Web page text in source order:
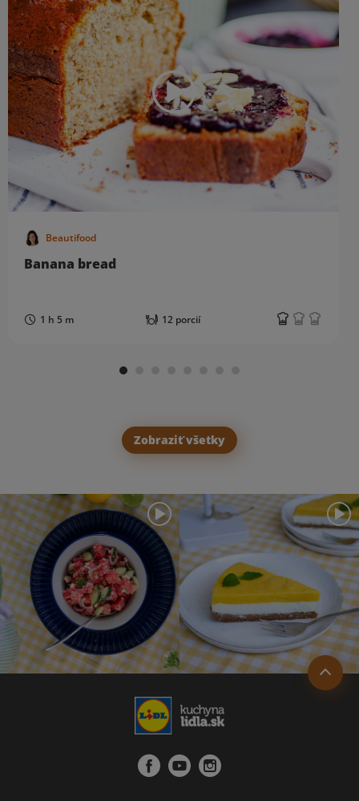
Beautifood
Banana bread
1 h 5 m 12 porcií
Zobraziť všetky